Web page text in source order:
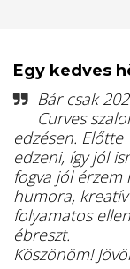
Egy kedves
Bár csak
Curves
edzésen.
edzeni, így jól
fogva jól érzem
humora,
folyamatos
ébreszt.
Köszönöm!